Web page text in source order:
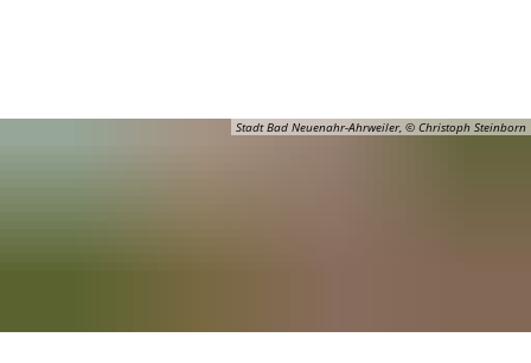
Stadt Bad Neuenahr-Ahrweiler, © Christoph Steinborn